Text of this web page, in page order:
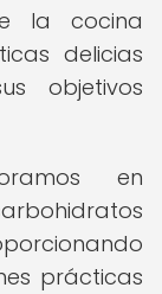
la cocina
delicias
objetivos
en
prácticas